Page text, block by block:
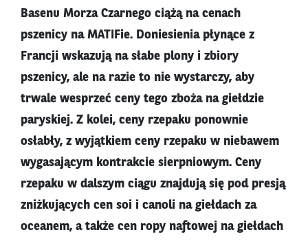
Basenu Morza Czarnego ciążą na cenach
pszenicy na MATIFie. Doniesienia płynące z
Francji wskazują na słabe plony i zbiory
pszenicy, ale na razie to nie wystarczy, aby
trwale wesprzeć ceny tego zboża na giełdzie
paryskiej. Z kolei, ceny rzepaku ponownie
osłabły, z wyjątkiem ceny rzepaku w niebawem
wygasającym kontrakcie sierpniowym. Ceny
rzepaku w dalszym ciągu znajdują się pod presją
zniżkujących cen soi i canoli na giełdach za
oceanem, a także cen ropy naftowej na giełdach